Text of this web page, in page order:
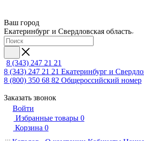
Ваш город
Екатеринбург и Свердловская область
8 (343) 247 21 21
8 (343) 247 21 21 Екатеринбург и
8 (800) 350 68 82 Общероссийский номер
Заказать звонок
Войти
Избранные товары 0
Корзина 0